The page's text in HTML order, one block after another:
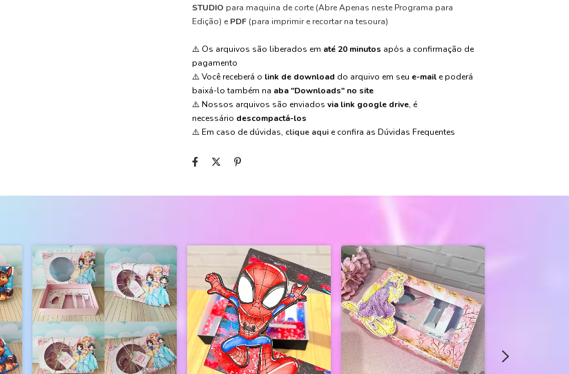
STUDIO para maquina de corte (Abre Apenas neste Programa para
Edição) e PDF (para imprimir e recortar na tesoura)
⚠️ Os arquivos são liberados em até 20 minutos após a confirmação de
pagamento
⚠️ Você receberá o link de download do arquivo em seu e-mail e poderá
baixá-lo também na aba "Downloads" no site
⚠️ Nossos arquivos são enviados via link google drive, é
necessário descompactá-los
⚠️ Em caso de dúvidas, clique aqui e confira as Dúvidas Frequentes